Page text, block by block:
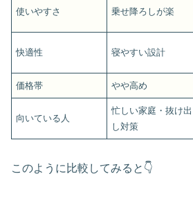
使いやすさ 乗せ降ろしが楽
快適性 寝やすい設計
価格帯 やや高め
向いている人
忙しい家庭・抜け出
し対策
このように比較してみると👇